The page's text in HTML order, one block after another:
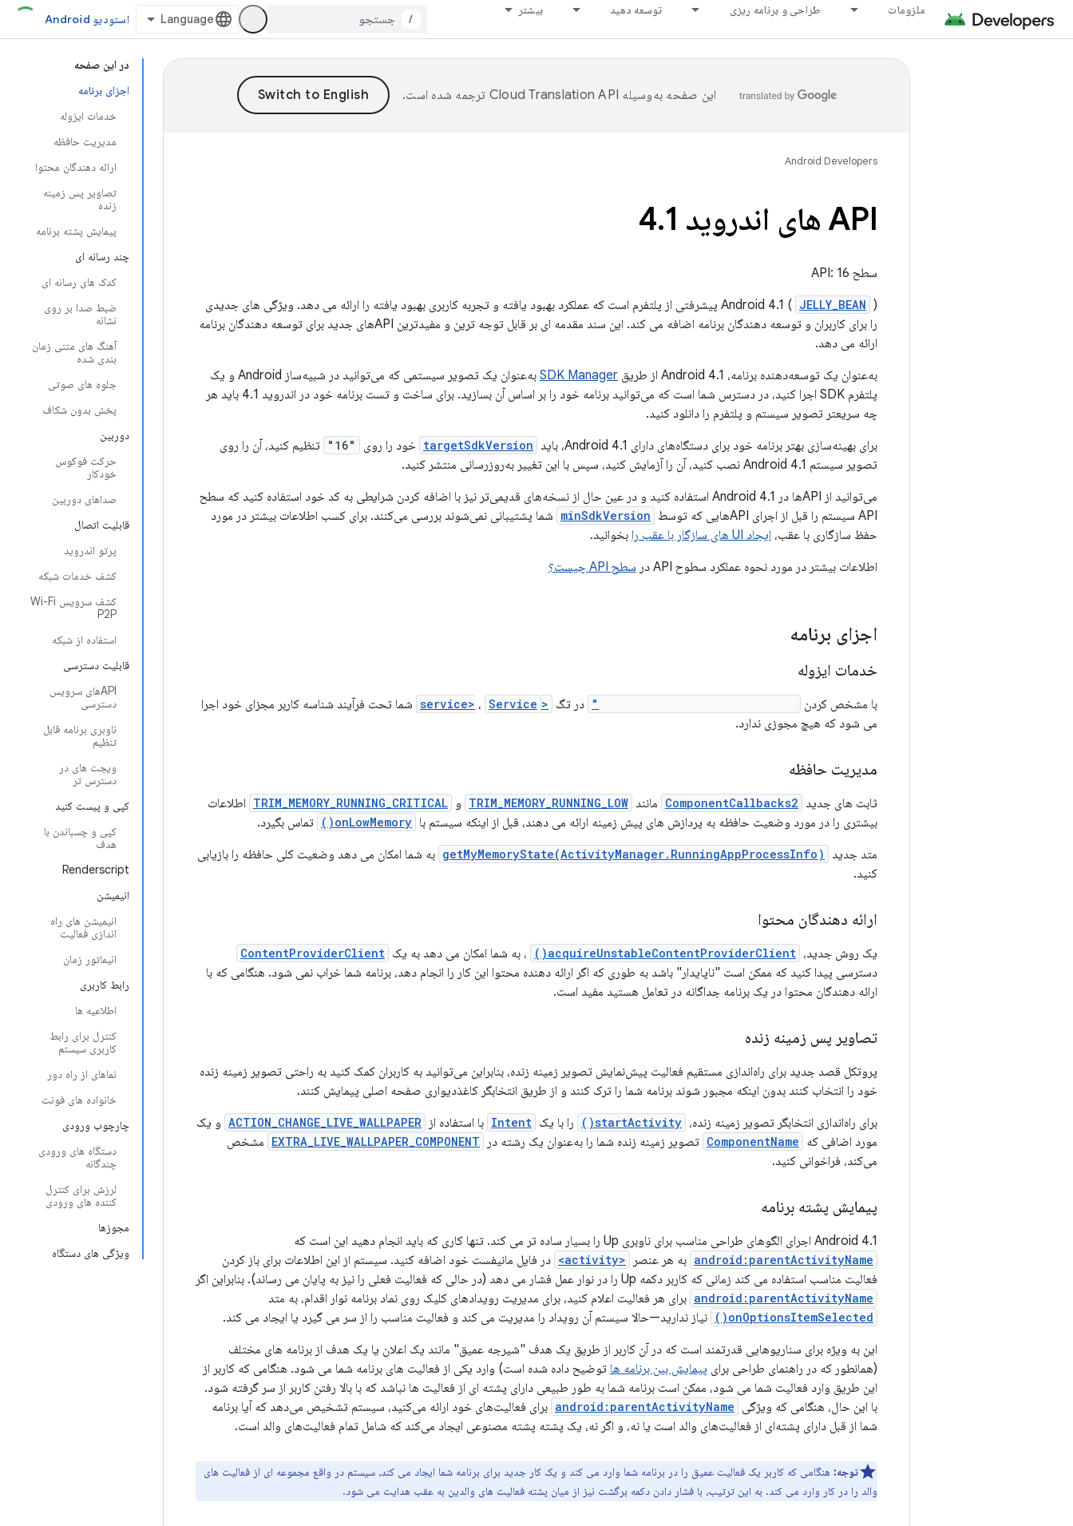
ملزومات طراحی و برنامه ریزی توسعه دهید بیشتر
/ استودیو Android
در این صفحه
اجزای برنامه
خدمات ایزوله
مدیریت حافظه
ارائه دهندگان محتوا
تصاویر پس زمینه
زنده
پیمایش پشته برنامه
چند رسانه ای
کدک های رسانه ای
ضبط صدا بر روی
نشانه
آهنگ های متنی زمان
بندی شده
جلوه های صوتی
پخش بدون شکاف
دوربین
حرکت فوکوس
خودکار
صداهای دوربین
قابلیت اتصال
پرتو اندروید
کشف خدمات شبکه
کشف سرویس Wi-Fi
P2P
استفاده از شبکه
قابلیت دسترسی
APIهای سرویس
دسترسی
ناوبری برنامه قابل
تنظیم
ویجت های در
دسترس تر
کپی و پیست کنید
کپی و چسباندن با
هدف
Renderscript
انیمیشن
انیمیشن های راه
اندازی فعالیت
انیماتور زمان
رابط کاربری
اطلاعیه ها
کنترل برای رابط
کاربری سیستم
نماهای از راه دور
خانواده های فونت
چارچوب ورودی
دستگاه های ورودی
چندگانه
لرزش برای کنترل
کننده های ورودی
مجوزها
ویژگی های دستگاه
این صفحه به‌وسیله ترجمه شده است.
Android Developers
API های اندروید 4 .1
سطح API: 16
Android 4.1 ( JELLY_BEAN
) پیشرفتی از پلتفرم است که عملکرد بهبود یافته و تجربه کاربری بهبود یافته را ارائه می دهد. ویژگی های جدیدی
را برای کاربران و توسعه دهندگان برنامه اضافه می کند. این سند مقدمه ای بر قابل توجه ترین و مفیدترین APIهای جدید برای توسعه دهندگان برنامه
ارائه می دهد.
به‌عنوان یک توسعه‌دهنده برنامه، Android 4.1 از طریق
SDK Manager
به‌عنوان یک تصویر سیستمی که می‌توانید در شبیه‌ساز Android و یک
پلتفرم SDK اجرا کنید، در دسترس شما است که می‌توانید برنامه خود را بر اساس آن بسازید. برای ساخت و تست برنامه خود در اندروید 4.1 باید هر
چه سریعتر تصویر سیستم و پلتفرم را دانلود کنید.
برای بهینه‌سازی بهتر برنامه خود برای دستگاه‌های دارای Android 4.1، باید
targetSdkVersion خود را روی "16"
تنظیم کنید، آن را روی
تصویر سیستم Android 4.1 نصب کنید، آن را آزمایش کنید، سپس با این تغییر به‌روزرسانی منتشر کنید.
می‌توانید از APIها در Android 4.1 استفاده کنید و در عین حال از نسخه‌های قدیمی‌تر نیز با اضافه کردن شرایطی به کد خود استفاده کنید که سطح
API سیستم را قبل از اجرای APIهایی که توسط
minSdkVersion شما پشتیبانی نمی‌شوند بررسی می‌کنند. برای کسب اطلاعات بیشتر در مورد
حفظ سازگاری با عقب، ایجاد UI های سازگار با عقب را
بخوانید.
اطلاعات بیشتر در مورد نحوه عملکرد سطوح API در
سطح API چیست؟
اجزای برنامه
خدمات ایزوله
با مشخص کردن در تگ <service> ، Service
شما تحت فرآیند شناسه کاربر مجزای خود اجرا
می شود که هیچ مجوزی ندارد.
مدیریت حافظه
ثابت های جدید ComponentCallbacks2 مانند TRIM_MEMORY_RUNNING_LOW و TRIM_MEMORY_RUNNING_CRITICAL اطلاعات
بیشتری را در مورد وضعیت حافظه به پردازش های پیش زمینه ارائه می دهند، قبل از اینکه سیستم با onLowMemory()
تماس بگیرد.
متد جدید
getMyMemoryState(ActivityManager.RunningAppProcessInfo) به شما امکان می دهد وضعیت کلی حافظه را بازیابی
کنید.
ارائه دهندگان محتوا
یک روش جدید، acquireUnstableContentProviderClient() ، به شما امکان می دهد به یک ContentProviderClient
دسترسی پیدا کنید که ممکن است "ناپایدار" باشد به طوری که اگر ارائه دهنده محتوا این کار را انجام دهد، برنامه شما خراب نمی شود. هنگامی که با
ارائه دهندگان محتوا در یک برنامه جداگانه در تعامل هستید مفید است.
تصاویر پس زمینه زنده
پروتکل قصد جدید برای راه‌اندازی مستقیم فعالیت پیش‌نمایش تصویر زمینه زنده، بنابراین می‌توانید به کاربران کمک کنید به راحتی تصویر زمینه زنده
خود را انتخاب کنند بدون اینکه مجبور شوند برنامه شما را ترک کنند و از طریق انتخابگر کاغذدیواری صفحه اصلی پیمایش کنند.
برای راه‌اندازی انتخابگر تصویر زمینه زنده، startActivity() را با یک Intent با استفاده از ACTION_CHANGE_LIVE_WALLPAPER و یک
مورد اضافی که ComponentName تصویر زمینه زنده شما را به‌عنوان یک رشته در EXTRA_LIVE_WALLPAPER_COMPONENT مشخص
می‌کند، فراخوانی کنید.
پیمایش پشته برنامه
Android 4.1 اجرای الگوهای طراحی مناسب برای ناوبری Up را بسیار ساده تر می کند. تنها کاری که باید انجام دهید این است که
android:parentActivityName به هر عنصر <activity>
در فایل مانیفست خود اضافه کنید. سیستم از این اطلاعات برای باز کردن
فعالیت مناسب استفاده می کند زمانی که کاربر دکمه Up را در نوار عمل فشار می دهد (در حالی که فعالیت فعلی را نیز به پایان می رساند). بنابراین اگر
android:parentActivityName برای هر فعالیت اعلام کنید، برای مدیریت رویدادهای کلیک روی نماد برنامه نوار اقدام، به متد
onOptionsItemSelected()
نیاز ندارید—حالا سیستم آن رویداد را مدیریت می کند و فعالیت مناسب را از سر می گیرد یا ایجاد می کند.
این به ویژه برای سناریوهایی قدرتمند است که در آن کاربر از طریق یک هدف "شیرجه عمیق" مانند یک اعلان یا یک هدف از برنامه های مختلف
(همانطور که در راهنمای طراحی برای پیمایش بین برنامه ها توضیح داده شده است) وارد یکی از فعالیت های برنامه شما می شود. هنگامی که کاربر از
این طریق وارد فعالیت شما می شود، ممکن است برنامه شما به طور طبیعی دارای پشته ای از فعالیت ها نباشد که با بالا رفتن کاربر از سر گرفته شود.
با این حال، هنگامی که ویژگی android:parentActivityName برای فعالیت‌های خود ارائه می‌کنید، سیستم تشخیص می‌دهد که آیا برنامه
شما از قبل دارای پشته‌ای از فعالیت‌های والد است یا نه، و اگر نه، یک پشته پشته مصنوعی ایجاد می‌کند که شامل تمام فعالیت‌های والد است.
توجه: هنگامی که کاربر یک فعالیت عمیق را در برنامه شما وارد می کند و یک کار جدید برای برنامه شما ایجاد می کند، سیستم در واقع مجموعه ای از فعالیت های
والد را در کار وارد می کند. به این ترتیب، با فشار دادن دکمه برگشت نیز از میان پشته فعالیت های والدین به عقب هدایت می شود.